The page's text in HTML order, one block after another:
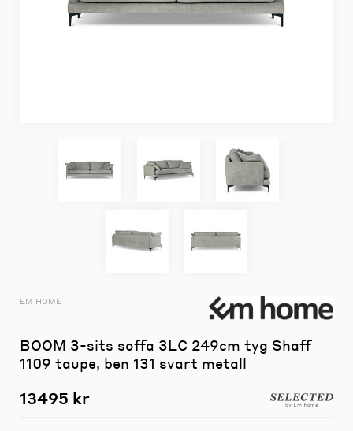
EM HOME
BOOM 3-sits soffa 3LC 249cm tyg Shaff
1109 taupe, ben 131 svart metall
13495 kr